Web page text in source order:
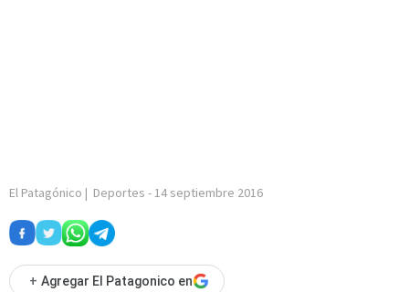
El Patagónico | Deportes - 14 septiembre 2016
+ Agregar El Patagonico en